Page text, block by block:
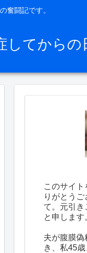
奮闘記です。
してからの
このサイ
りがとう
て。元引き
と申します
夫が腹膜偽
き、私45